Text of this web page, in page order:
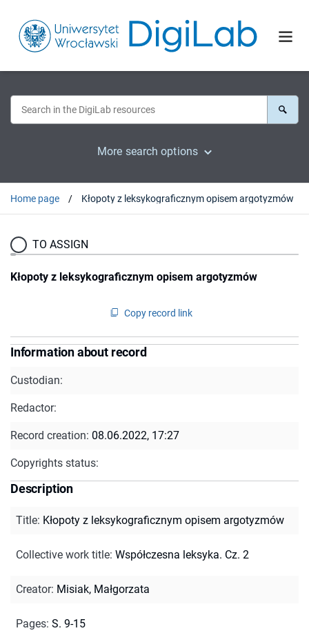
More search options
Home page Kłopoty z leksykograficznym opisem argotyzmów
TO ASSIGN
Kłopoty z leksykograficznym opisem argotyzmów
Copy record link
Information about record
Custodian:
Redactor:
Record creation: 08.06.2022, 17:27
Copyrights status:
Description
Title: Kłopoty z leksykograficznym opisem argotyzmów
Collective work title: Współczesna leksyka. Cz. 2
Creator: Misiak, Małgorzata
Pages: S. 9-15